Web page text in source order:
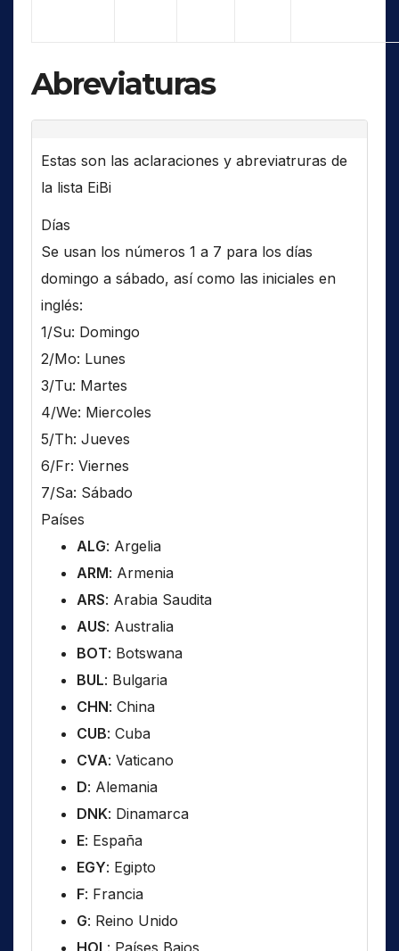
Abreviaturas
Estas son las aclaraciones y abreviatruras de
la lista EiBi
Días
Se usan los números 1 a 7 para los días
domingo a sábado, así como las iniciales en
inglés:
1/Su: Domingo
2/Mo: Lunes
3/Tu: Martes
4/We: Miercoles
5/Th: Jueves
6/Fr: Viernes
7/Sa: Sábado
Países
ALG: Argelia
ARM: Armenia
ARS: Arabia Saudita
AUS: Australia
BOT: Botswana
BUL: Bulgaria
CHN: China
CUB: Cuba
CVA: Vaticano
D: Alemania
DNK: Dinamarca
E: España
EGY: Egipto
F: Francia
G: Reino Unido